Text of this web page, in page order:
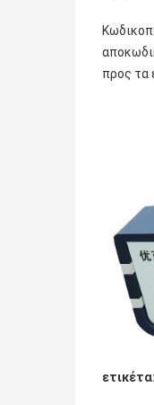
προς τα
ετικέτα: